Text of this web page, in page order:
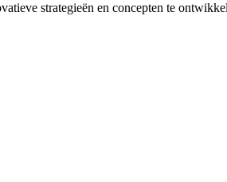
strategieën en concepten te